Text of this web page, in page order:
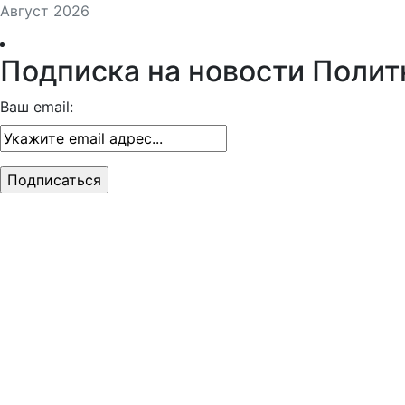
Август 2026
Подписка на новости
Ваш email: